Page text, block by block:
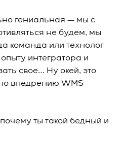
гениальная — мы с
не будем, мы
команда или технолог
интегратора и
свое… Ну окей, это
внедрению WMS
ты такой бедный и